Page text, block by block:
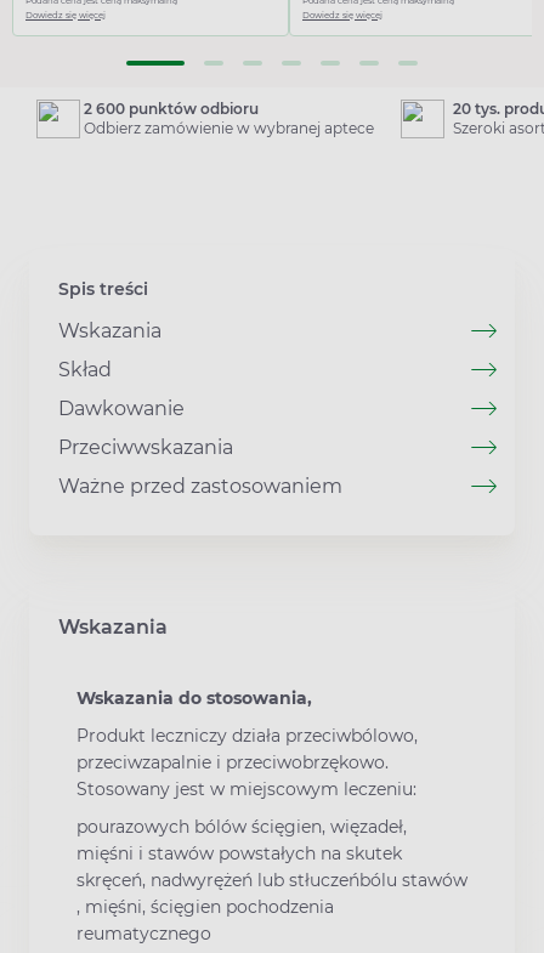
Dowiedz się więcej
Dowiedz się więcej
2 600 punktów odbioru
Odbierz zamówienie w wybranej aptece
20 tys.
Szeroki
Spis treści
Wskazania
Skład
Dawkowanie
Przeciwwskazania
Ważne przed zastosowaniem
Wskazania
Wskazania do stosowania,
Produkt leczniczy działa przeciwbólowo,
przeciwzapalnie i przeciwobrzękowo.
Stosowany jest w miejscowym leczeniu:
pourazowych bólów ścięgien, więzadeł,
mięśni i stawów powstałych na skutek
skręceń, nadwyrężeń lub stłuczeńbólu stawów
, mięśni, ścięgien pochodzenia
reumatycznego